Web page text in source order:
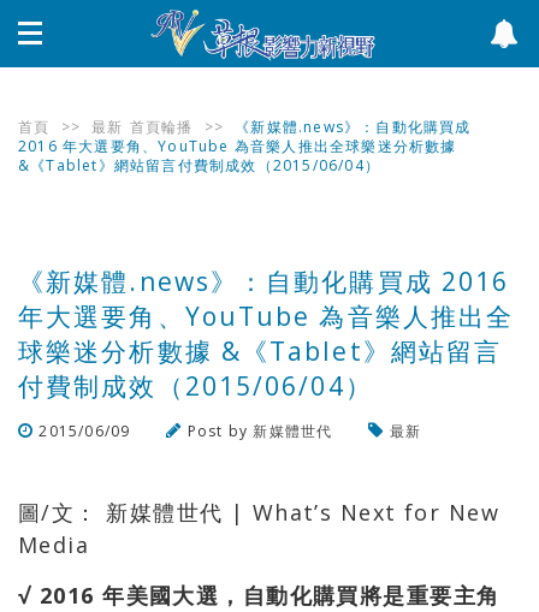
首頁 >> 最新 首頁輪播 >>
《新媒體.news》：自動化購買成
2016 年大選要角、YouTube 為音樂人推出全球樂迷分析數據
&《Tablet》網站留言付費制成效（2015/06/04）
《新媒體.news》：自動化購買成 2016
年大選要角、YouTube 為音樂人推出全
球樂迷分析數據 &《Tablet》網站留言
付費制成效（2015/06/04）
2015/06/09 Post by 新媒體世代
最新
圖/文： 新媒體世代 | What’s Next for New
Media
√ 2016 年美國大選，自動化購買將是重要主角